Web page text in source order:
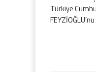
Türkiye